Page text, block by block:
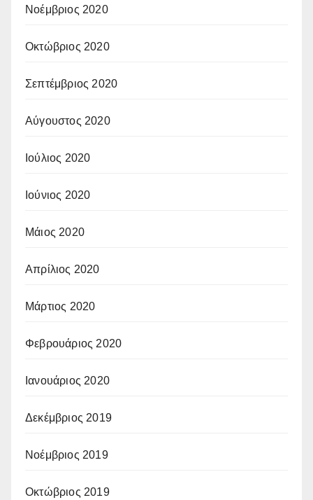
Νοέμβριος 2020
Οκτώβριος 2020
Σεπτέμβριος 2020
Αύγουστος 2020
Ιούλιος 2020
Ιούνιος 2020
Μάιος 2020
Απρίλιος 2020
Μάρτιος 2020
Φεβρουάριος 2020
Ιανουάριος 2020
Δεκέμβριος 2019
Νοέμβριος 2019
Οκτώβριος 2019